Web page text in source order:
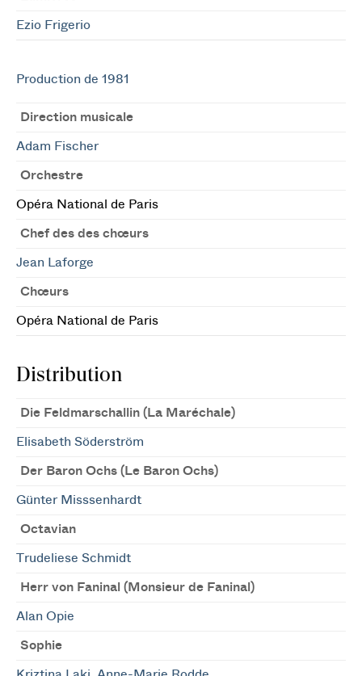
Ezio Frigerio
Production de 1981
Direction musicale
Adam Fischer
Orchestre
Opéra National de Paris
Chef des des chœurs
Jean Laforge
Chœurs
Opéra National de Paris
Distribution
Die Feldmarschallin (La Maréchale)
Elisabeth Söderström
Der Baron Ochs (Le Baron Ochs)
Günter Misssenhardt
Octavian
Trudeliese Schmidt
Herr von Faninal (Monsieur de Faninal)
Alan Opie
Sophie